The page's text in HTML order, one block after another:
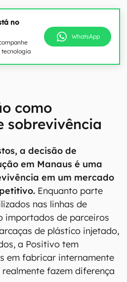
no
tecnologia
WhatsApp
como
sobrevivência
a decisão de